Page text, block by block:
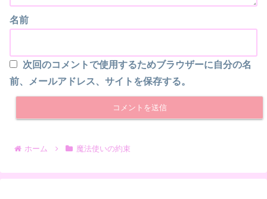
名前
次回のコメントで使用するためブラウザーに自分の名
前、メールアドレス、サイトを保存する。
ホーム 魔法使いの約束